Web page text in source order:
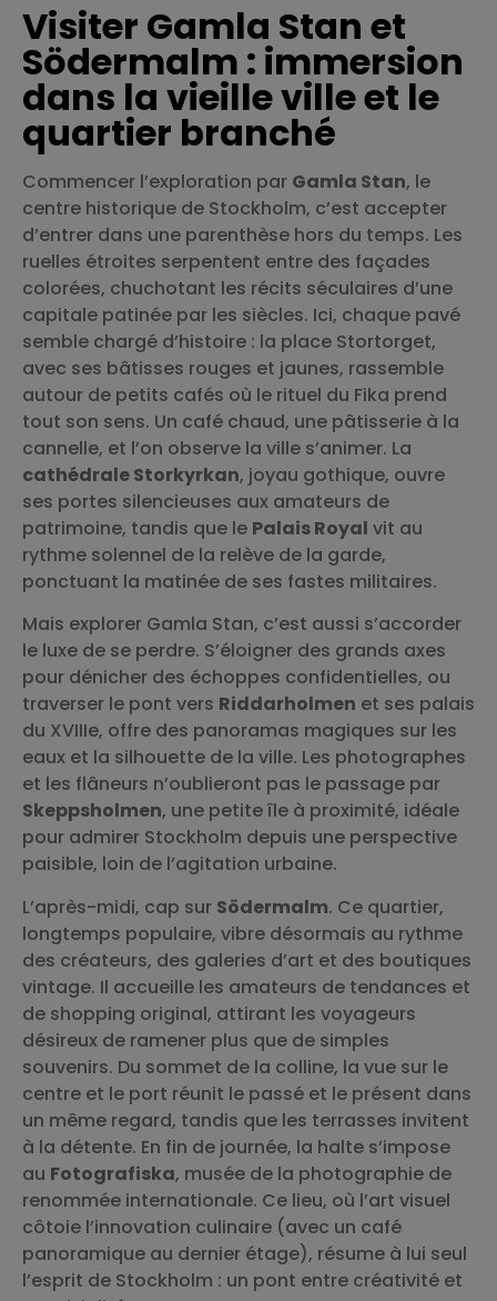
Visiter Gamla Stan et
Södermalm : immersion
dans la vieille ville et le
quartier branché
Commencer l’exploration par Gamla Stan, le
centre historique de Stockholm, c’est accepter
d’entrer dans une parenthèse hors du temps. Les
ruelles étroites serpentent entre des façades
colorées, chuchotant les récits séculaires d’une
capitale patinée par les siècles. Ici, chaque pavé
semble chargé d’histoire : la place Stortorget,
avec ses bâtisses rouges et jaunes, rassemble
autour de petits cafés où le rituel du Fika prend
tout son sens. Un café chaud, une pâtisserie à la
cannelle, et l’on observe la ville s’animer. La
cathédrale Storkyrkan, joyau gothique, ouvre
ses portes silencieuses aux amateurs de
patrimoine, tandis que le Palais Royal vit au
rythme solennel de la relève de la garde,
ponctuant la matinée de ses fastes militaires.
Mais explorer Gamla Stan, c’est aussi s’accorder
le luxe de se perdre. S’éloigner des grands axes
pour dénicher des échoppes confidentielles, ou
traverser le pont vers Riddarholmen et ses palais
du XVIIIe, offre des panoramas magiques sur les
eaux et la silhouette de la ville. Les photographes
et les flâneurs n’oublieront pas le passage par
Skeppsholmen, une petite île à proximité, idéale
pour admirer Stockholm depuis une perspective
paisible, loin de l’agitation urbaine.
L’après-midi, cap sur Södermalm. Ce quartier,
longtemps populaire, vibre désormais au rythme
des créateurs, des galeries d’art et des boutiques
vintage. Il accueille les amateurs de tendances et
de shopping original, attirant les voyageurs
désireux de ramener plus que de simples
souvenirs. Du sommet de la colline, la vue sur le
centre et le port réunit le passé et le présent dans
un même regard, tandis que les terrasses invitent
à la détente. En fin de journée, la halte s’impose
au Fotografiska, musée de la photographie de
renommée internationale. Ce lieu, où l’art visuel
côtoie l’innovation culinaire (avec un café
panoramique au dernier étage), résume à lui seul
l’esprit de Stockholm : un pont entre créativité et